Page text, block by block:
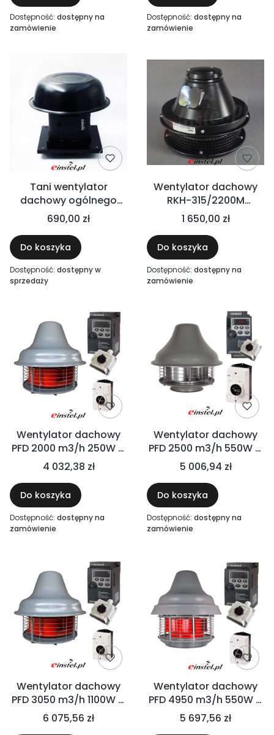
Dostępność: dostępny na
zamówienie
Dostępność: dostępny na
zamówienie
Tani wentylator
dachowy ogólnego
zastosowania RCM -
200/840M
690,00 zł
Do koszyka
Dostępność: dostępny w
sprzedaży
Wentylator dachowy
RKH-315/2200M
1800m3/h 185W
1 650,00 zł
Do koszyka
Dostępność: dostępny na
zamówienie
Wentylator dachowy
PFD 2000 m3/h 250W +
FALOWNIK - PEŁNY
ZESTAW FI 160
4 032,38 zł
Do koszyka
Dostępność: dostępny na
zamówienie
Wentylator dachowy
PFD 2500 m3/h 550W +
FALOWNIK - PEŁNY
ZESTAW FI 180
5 006,94 zł
Do koszyka
Dostępność: dostępny na
zamówienie
Wentylator dachowy
PFD 3050 m3/h 1100W +
FALOWNIK - PEŁNY
ZESTAW FI 200
6 075,56 zł
Wentylator dachowy
PFD 4950 m3/h 550W +
FALOWNIK - PEŁNY
ZESTAW FI 315
5 697,56 zł